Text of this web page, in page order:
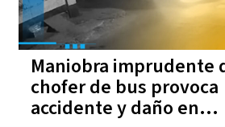
Maniobra imprudente
chofer de bus provoca
accidente y daño en